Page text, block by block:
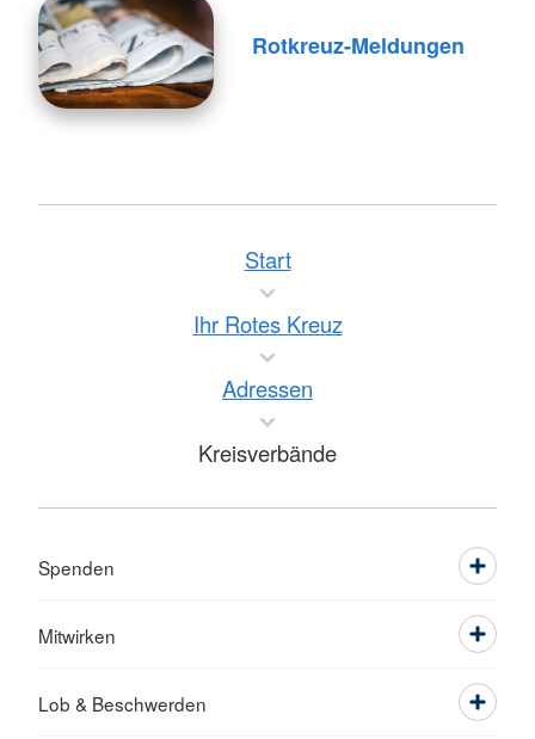
Rotkreuz-Meldungen
Start
Ihr Rotes Kreuz
Adressen
Kreisverbände
Spenden
Mitwirken
Lob & Beschwerden